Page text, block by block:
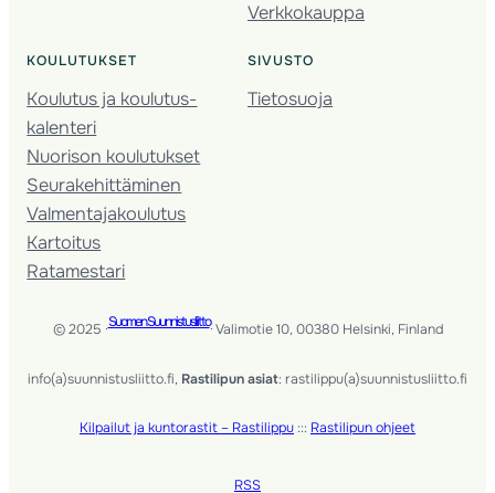
Verkkokauppa
KOULUTUKSET
Koulutus ja koulutus­
kalenteri
Nuorison koulutukset
Seura­kehittäminen
Valmentaja­koulutus
Kartoitus
Ratamestari
SIVUSTO
Tietosuoja
© 2025 ·Suomen Suunnistusliitto· Valimotie 10, 00380 Helsinki, Finland
info(a)suunnistusliitto.fi, Rastilipun asiat: rastilippu(a)suunnistusliitto.fi
Kilpailut ja kuntorastit – Rastilippu ::: Rastilipun ohjeet
RSS